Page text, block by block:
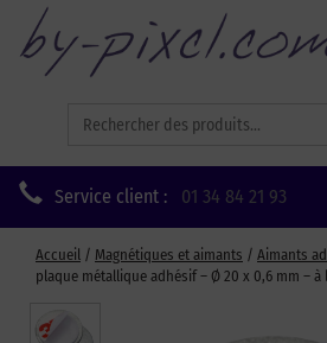
for:
Service client : 01 34 84 21 93
Accueil / Magnétiques et aimants / Aimants
plaque métallique adhésif – Ø 20 x 0,6 mm – à